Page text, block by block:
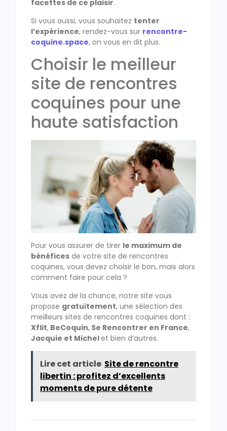
facettes de ce plaisir.
Si vous aussi, vous souhaitez tenter
l’expérience, rendez-vous sur rencontre-
coquine.space, on vous en dit plus.
Choisir le meilleur
site de rencontres
coquines pour une
haute satisfaction
Pour vous assurer de tirer le maximum de
bénéfices de votre site de rencontres
coquines, vous devez choisir le bon, mais alors
comment faire pour cela ?
Vous avez de la chance, notre site vous
propose gratuitement, une sélection des
meilleurs sites de rencontres coquines dont :
Xflit, BeCoquin, Se Rencontrer en France,
Jacquie et Michelet bien d’autres.
Lire cet article Site de rencontre
libertin : profitez d’excellents
moments de pure détente